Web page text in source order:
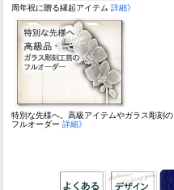
周年祝に贈る縁起アイテム 詳細》
特別な先様へ。高級アイテムやガラス彫刻の
フルオーダー 詳細》